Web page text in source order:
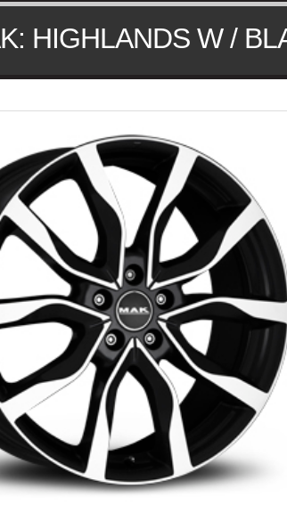
HIGHLANDS W /